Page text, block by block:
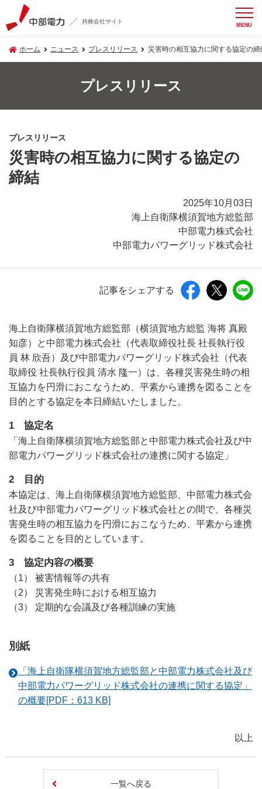
持株会社サイト MENU
ホーム ニュース プレスリリース 災害時の相互協力に関する協定の締
プレスリリース
プレスリリース
災害時の相互協力に関する協定の
締結
2025年10月03日
海上自衛隊横須賀地方総監部
中部電力株式会社
中部電力パワーグリッド株式会社
記事をシェアする
海上自衛隊横須賀地方総監部（横須賀地方総監 海将 真殿
知彦）と中部電力株式会社（代表取締役社長 社長執行役
員 林 欣吾）及び中部電力パワーグリッド株式会社（代表
取締役 社長執行役員 清水 隆一）は、各種災害発生時の相
互協力を円滑におこなうため、平素から連携を図ることを
目的とする協定を本日締結いたしました。
1 協定名
「海上自衛隊横須賀地方総監部と中部電力株式会社及び中
部電力パワーグリッド株式会社の連携に関する協定」
2 目的
本協定は、海上自衛隊横須賀地方総監部、中部電力株式会
社及び中部電力パワーグリッド株式会社との間で、各種災
害発生時の相互協力を円滑におこなうため、平素から連携
を図ることを目的としています。
3 協定内容の概要
（1） 被害情報等の共有
（2） 災害発生時における相互協力
（3） 定期的な会議及び各種訓練の実施
別紙
「海上自衛隊横須賀地方総監部と中部電力株式会社及び
中部電力パワーグリッド株式会社の連携に関する協定」
の概要[PDF：613 KB]
以上
一覧へ戻る